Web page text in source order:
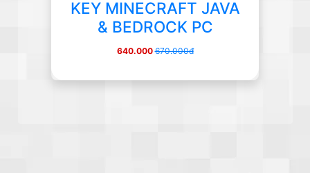
KEY MINECRAFT JAVA
& BEDROCK PC
640.000670.000đ